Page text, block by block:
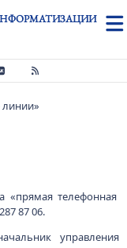
«прямая телефонная
87 06.
управления